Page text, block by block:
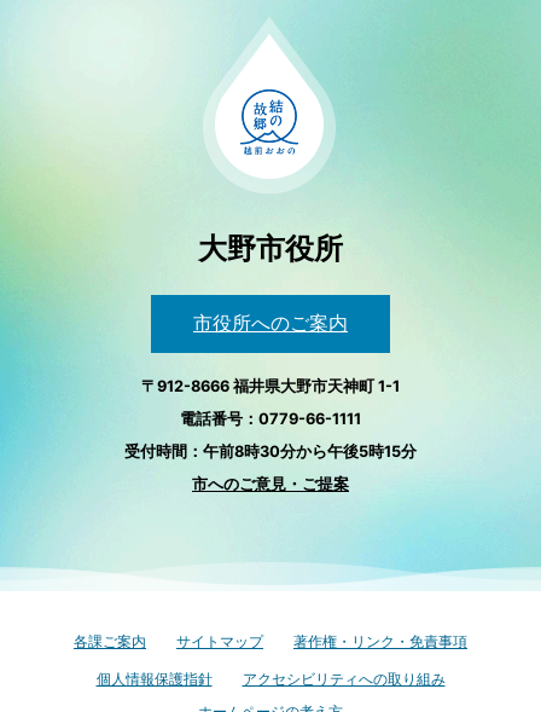
大野市役所
市役所へのご案内
〒912-8666 福井県大野市天神町 1-1
電話番号：0779-66-1111
受付時間：午前8時30分から午後5時15分
市へのご意見・ご提案
各課ご案内 サイトマップ 著作権・リンク・免責事項
個人情報保護指針
アクセシビリティへの取り組み